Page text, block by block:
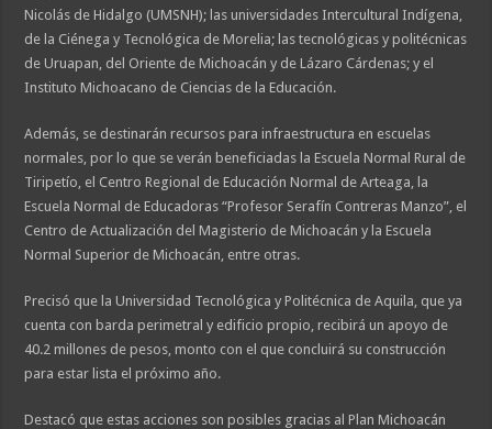
Nicolás de Hidalgo (UMSNH); las universidades Intercultural Indígena,
de la Ciénega y Tecnológica de Morelia; las tecnológicas y politécnicas
de Uruapan, del Oriente de Michoacán y de Lázaro Cárdenas; y el
Instituto Michoacano de Ciencias de la Educación.
Además, se destinarán recursos para infraestructura en escuelas
normales, por lo que se verán beneficiadas la Escuela Normal Rural de
Tiripetío, el Centro Regional de Educación Normal de Arteaga, la
Escuela Normal de Educadoras “Profesor Serafín Contreras Manzo”, el
Centro de Actualización del Magisterio de Michoacán y la Escuela
Normal Superior de Michoacán, entre otras.
Precisó que la Universidad Tecnológica y Politécnica de Aquila, que ya
cuenta con barda perimetral y edificio propio, recibirá un apoyo de
40.2 millones de pesos, monto con el que concluirá su construcción
para estar lista el próximo año.
Destacó que estas acciones son posibles gracias al Plan Michoacán